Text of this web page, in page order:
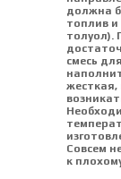
должна
топлив
толуол).
смесь
жесткая,
Совсем
к